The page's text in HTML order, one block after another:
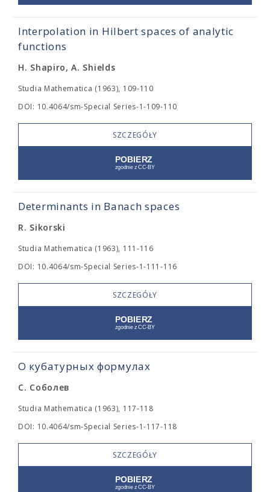
Interpolation in Hilbert spaces of analytic
functions
H. Shapiro, A. Shields
Studia Mathematica (1963), 109-110
DOI: 10.4064/sm-Special Series-1-109-110
SZCZEGÓŁY
Determinants in Banach spaces
R. Sikorski
Studia Mathematica (1963), 111-116
DOI: 10.4064/sm-Special Series-1-111-116
SZCZEGÓŁY
О кубатурных формулах
С. Соболев
Studia Mathematica (1963), 117-118
DOI: 10.4064/sm-Special Series-1-117-118
SZCZEGÓŁY